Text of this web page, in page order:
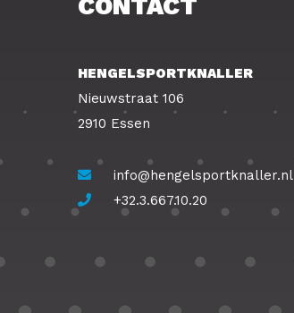
HENGELSPORTKNALLER
Nieuwstraat 106
2910 Essen
info@hengelsportknaller.nl
+32.3.667.10.20